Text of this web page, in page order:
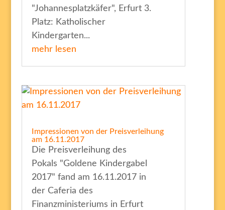
"Johannesplatzkäfer", Erfurt 3.
Platz: Katholischer
Kindergarten...
mehr lesen
Impressionen von der Preisverleihung
am 16.11.2017
Die Preisverleihung des
Pokals "Goldene Kindergabel
2017" fand am 16.11.2017 in
der Caferia des
Finanzministeriums in Erfurt